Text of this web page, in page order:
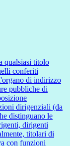
qualsiasi titolo
conferiti
di indirizzo
pubbliche di
dirigenziali (da
distinguano le
dirigenti
titolari di
con funzioni